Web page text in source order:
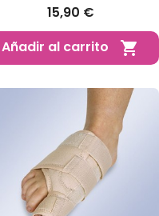
15,90 €
Añadir al carrito
